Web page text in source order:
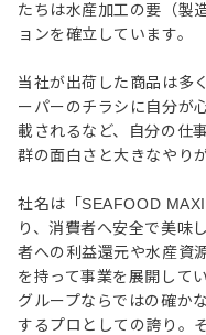
たちは水産加工の要（製
ョンを確立しています。
当社が出荷した商品は多
ーパーのチラシに自分が
載されるなど、自分の仕
群の面白さと大きなやり
社名は「SEAFOOD
り、消費者へ安全で美味
者への利益還元や水産資
を持って事業を展開してい
グループならではの確か
するプロとしての誇り。